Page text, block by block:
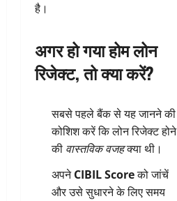
है।
अगर हो गया होम लोन
रिजेक्ट, तो क्या करें?
सबसे पहले बैंक से यह जानने की
कोशिश करें कि लोन रिजेक्ट होने
की वास्तविक वजहक्या थी।
अपनेCIBIL Scoreको जांचें
और उसे सुधारने के लिए समय